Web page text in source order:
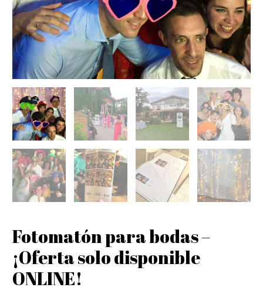
Fotomatón para bodas –
¡Oferta solo disponible
ONLINE!